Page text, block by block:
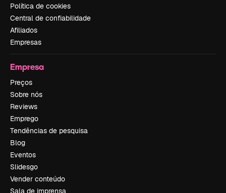
Política de cookies
Central de confiabilidade
Afiliados
Empresas
Empresa
Preços
Sobre nós
Reviews
Emprego
Tendências de pesquisa
Blog
Eventos
Slidesgo
Vender conteúdo
Sala de imprensa